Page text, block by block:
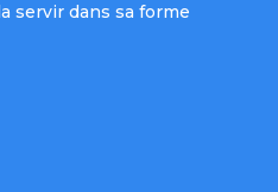
servir dans sa forme